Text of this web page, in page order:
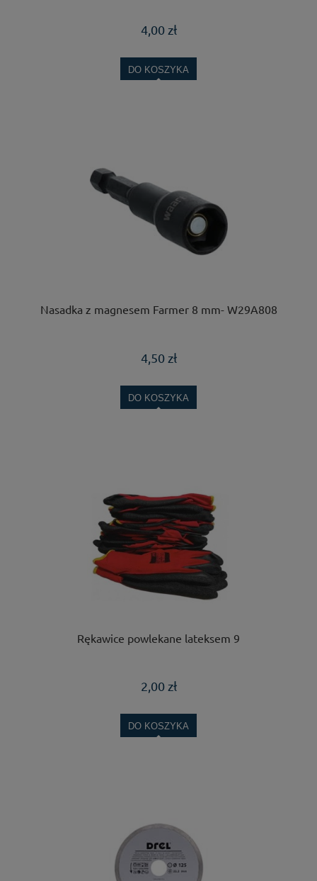
4,00 zł
DO KOSZYKA
Nasadka z magnesem Farmer 8 mm- W29A808
4,50 zł
DO KOSZYKA
Rękawice powlekane lateksem 9
2,00 zł
DO KOSZYKA